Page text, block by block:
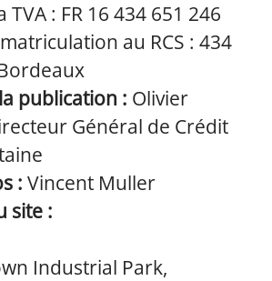
TVA : FR 16 434 651 246
au RCS : 434
publication : Olivier
Général de Crédit
: Vincent Muller
site :
Industrial Park,